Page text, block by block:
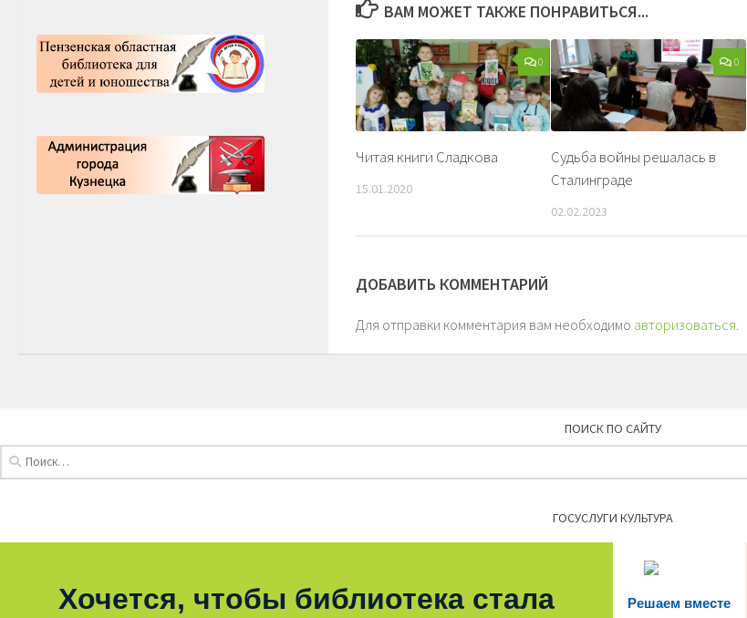
ВАМ МОЖЕТ ТАКЖЕ ПОНРАВИТЬСЯ...
0
Читая книги Сладкова
15.01.2020
0
Судьба войны решалась в
Сталинграде
02.02.2023
ДОБАВИТЬ КОММЕНТАРИЙ
Для отправки комментария вам необходимо авторизоваться
ПОИСК ПО САЙТУ
ГОСУСЛУГИ КУЛЬТУРА
Решаем вместе
Хочется, чтобы библиотека стала